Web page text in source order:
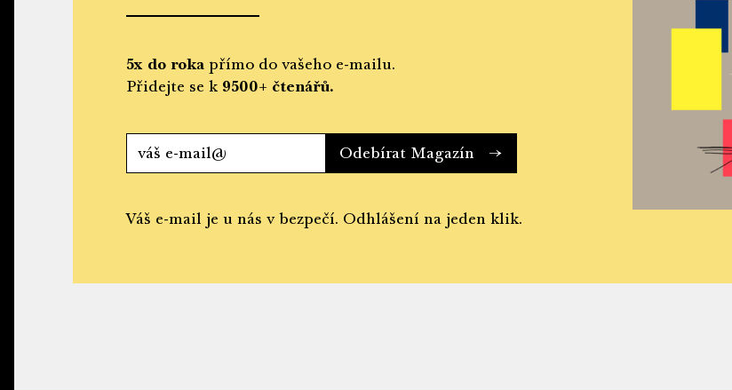
5x do rokapřímo do vašeho e-mailu.
Přidejte se k 9500+ čtenářů.
Odebírat Magazín
Váš e-mail je u nás v bezpečí. Odhlášení na jeden klik.